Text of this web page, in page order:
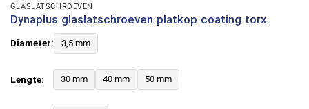
GLASLATSCHROEVEN
Dynaplus glaslatschroeven platkop coating torx
Diameter: 3,5 mm
Lengte: 30 mm 40 mm 50 mm